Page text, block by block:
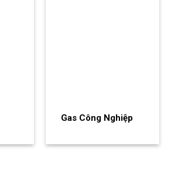
Gas Công Nghiệp